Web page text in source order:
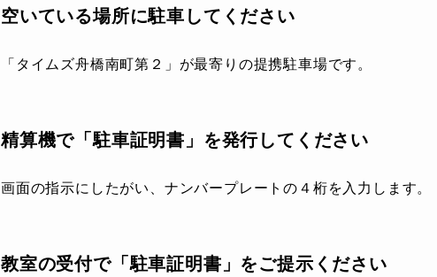
空いている場所に駐車してください
「タイムズ舟橋南町第２」が最寄りの提携駐車場です。
精算機で「駐車証明書」を発行してください
画面の指示にしたがい、ナンバープレートの４桁を入力します。
教室の受付で「駐車証明書」をご提示ください